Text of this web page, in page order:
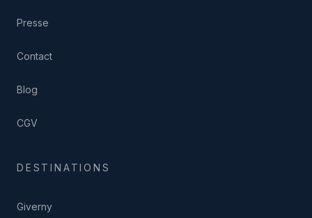
Presse
Contact
Blog
CGV
DESTINATIONS
Giverny